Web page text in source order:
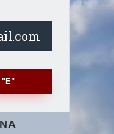
"Ε"